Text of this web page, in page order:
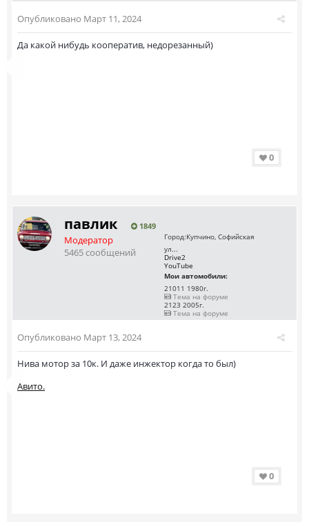
Опубликовано Март 11, 2024
Да какой нибудь кооператив, недорезанный)
0
павлик 1849
Модератор
5465 сообщений
Город:Купчино, Софийская
ул...
Drive2
YouTube
Мои автомобили:
21011 1980г.
Тема на форуме
2123 2005г.
Тема на форуме
Опубликовано Март 13, 2024
Нива мотор за 10к. И даже инжектор когда то был)
Авито.
0